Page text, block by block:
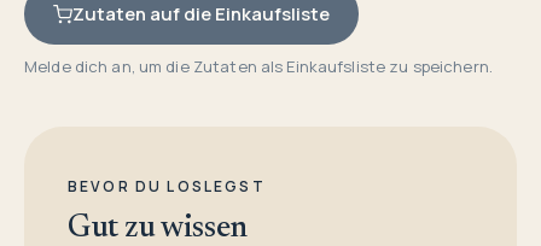
Zutaten auf die Einkaufsliste
Melde dich an, um die Zutaten als Einkaufsliste zu speichern.
BEVOR DU LOSLEGST
Gut zu wissen